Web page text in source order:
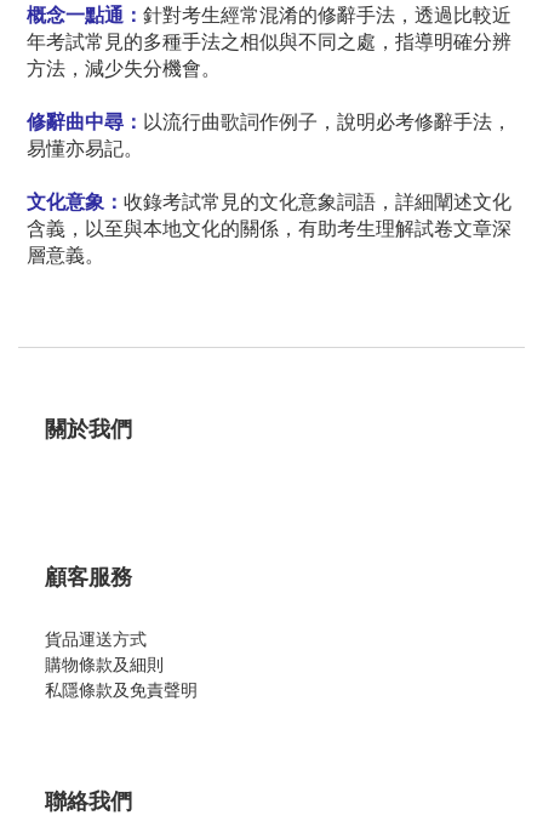
概念一點通： 針對考生經常混淆的修辭手法，透過比較近
年考試常見的多種手法之相似與不同之處，指導明確分辨
方法，減少失分機會。
修辭曲中尋： 以流行曲歌詞作例子，說明必考修辭手法，
易懂亦易記。
文化意象： 收錄考試常見的文化意象詞語，詳細闡述文化
含義，以至與本地文化的關係，有助考生理解試卷文章深
層意義。
關於我們
顧客服務
貨品運送方式
購物條款及細則
私隱條款及免責聲明
聯絡我們